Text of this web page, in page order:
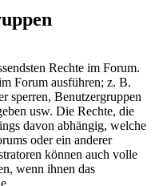
Rechte im Forum.
Forum ausführen; z. B.
sperren, Benutzergruppen
usw. Die Rechte, die
davon abhängig, welche
oder ein anderer
können auch volle
wenn ihnen das